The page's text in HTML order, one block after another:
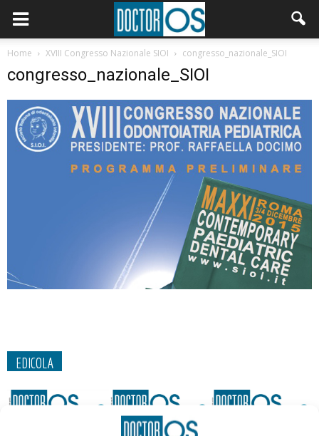
Home XVIII Congresso Nazionale SIOI congresso_nazionale_SIOI
congresso_nazionale_SIOI
EDICOLA